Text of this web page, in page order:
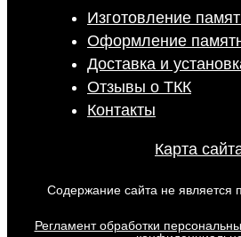
Изготовление
Оформление
Доставка и
Отзывы о ТКК
Контакты
Карта
Содержание сайта не является
Регламент обработки